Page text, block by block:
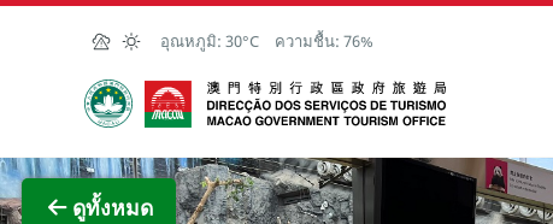
Skip to Main Content
อุณหภูมิ: 30°C ความชื้น: 76%
สำนักงานการท่องเที่ยวของรัฐบาลมาเก๊า
ดูทั้งหมด
ภาพขยาย